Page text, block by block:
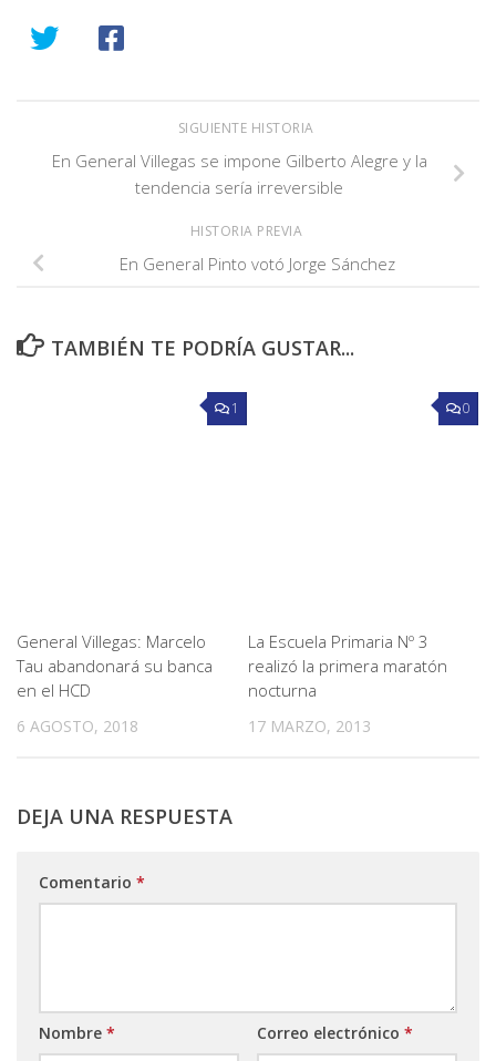
SIGUIENTE HISTORIA
En General Villegas se impone Gilberto Alegre y la
tendencia sería irreversible
HISTORIA PREVIA
En General Pinto votó Jorge Sánchez
TAMBIÉN TE PODRÍA GUSTAR...
1
General Villegas: Marcelo
Tau abandonará su banca
en el HCD
6 AGOSTO, 2018
0
La Escuela Primaria Nº 3
realizó la primera maratón
nocturna
17 MARZO, 2013
DEJA UNA RESPUESTA
Comentario *
Nombre * Correo electrónico *